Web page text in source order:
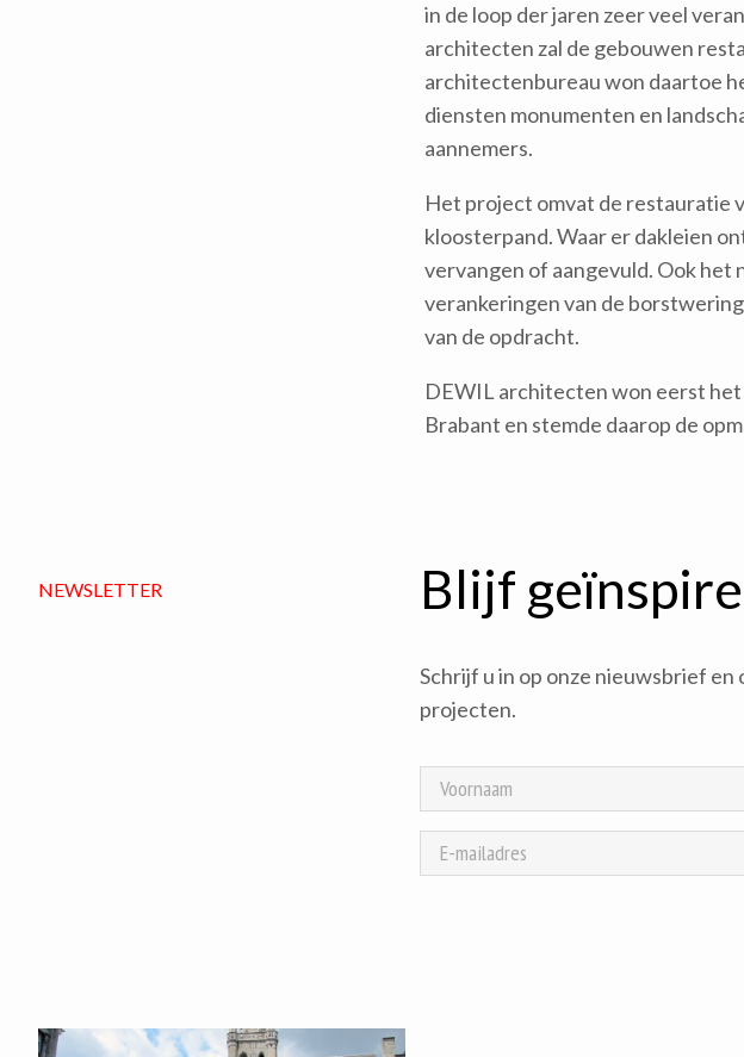
in de loop der jaren zeer veel
architecten zal de gebouwen
architectenbureau won daartoe
diensten monumenten en
aannemers.
Het project omvat de restauratie
kloosterpand. Waar er dakleien
vervangen of aangevuld. Ook het
verankeringen van de
van de opdracht.
DEWIL architecten won eerst
Brabant en stemde daarop de
NEWSLETTER Blijf
Schrijf u in op onze nieuwsbrief
projecten.